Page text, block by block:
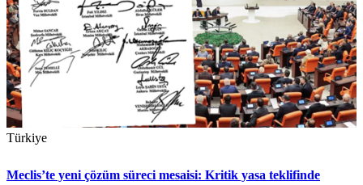
Türkiye
Meclis’te yeni çözüm süreci mesaisi: Kritik yasa teklifinde